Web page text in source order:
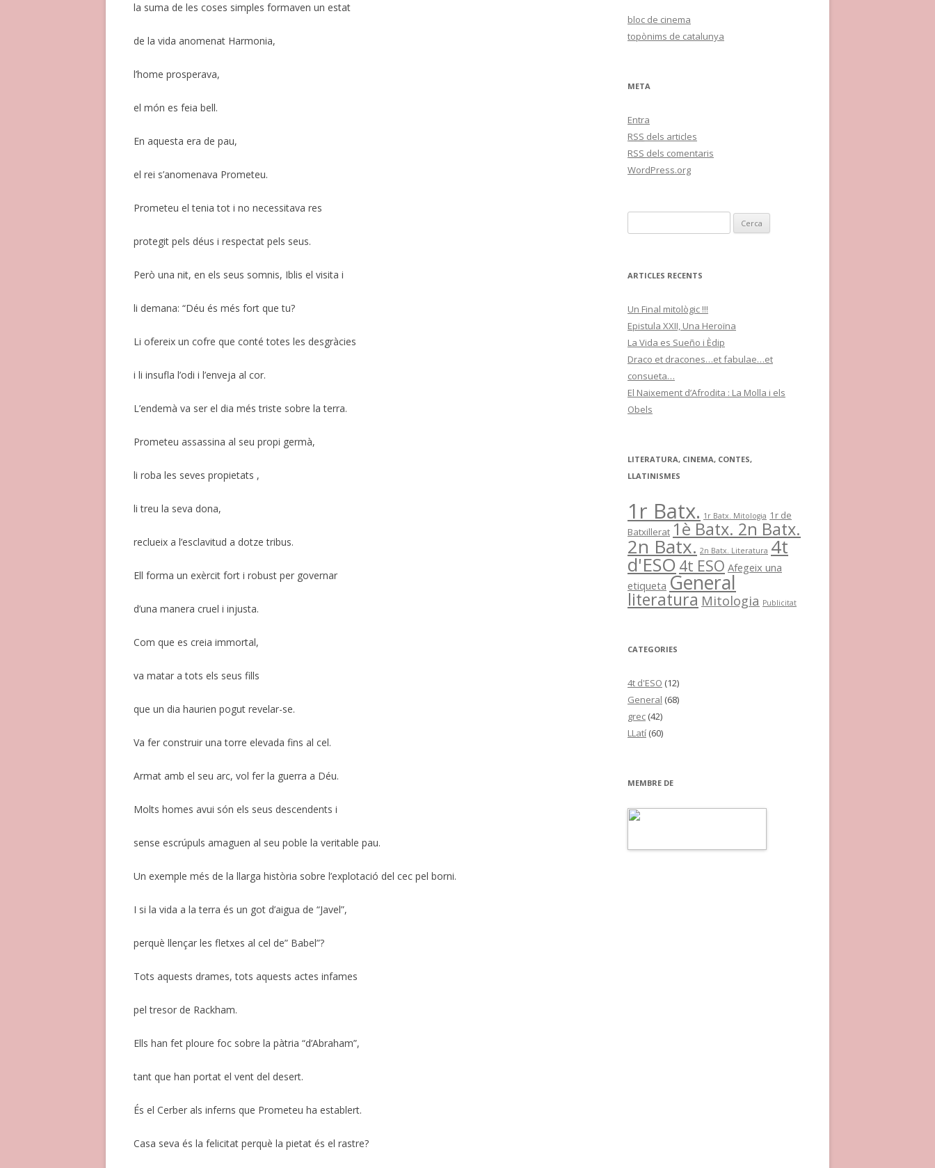
la suma de les coses simples formaven un estat
de la vida anomenat Harmonia,
l’home prosperava,
el món es feia bell.
En aquesta era de pau,
el rei s’anomenava Prometeu.
Prometeu el tenia tot i no necessitava res
protegit pels déus i respectat pels seus.
Però una nit, en els seus somnis, Iblis el visita i
li demana: “Déu és més fort que tu?
Li ofereix un cofre que conté totes les desgràcies
i li insufla l’odi i l’enveja al cor.
L’endemà va ser el dia més triste sobre la terra.
Prometeu assassina al seu propi germà,
li roba les seves propietats ,
li treu la seva dona,
reclueix a l’esclavitud a dotze tribus.
Ell forma un exèrcit fort i robust per governar
d’una manera cruel i injusta.
Com que es creia immortal,
va matar a tots els seus fills
que un dia haurien pogut revelar-se.
Va fer construir una torre elevada fins al cel.
Armat amb el seu arc, vol fer la guerra a Déu.
Molts homes avui són els seus descendents i
sense escrúpuls amaguen al seu poble la veritable pau.
Un exemple més de la llarga història sobre l’explotació del cec pel borni.
I si la vida a la terra és un got d’aigua de “Javel”,
perquè llençar les fletxes al cel de” Babel”?
Tots aquests drames, tots aquests actes infames
pel tresor de Rackham.
Ells han fet ploure foc sobre la pàtria “d’Abraham”,
tant que han portat el vent del desert.
És el Cerber als inferns que Prometeu ha establert.
Casa seva és la felicitat perquè la pietat és el rastre?
bloc de cinema
topònims de catalunya
META
Entra
RSS dels articles
RSS dels comentaris
WordPress.org
e
c
:
ARTICLES RECENTS
Un Final mitològic !!!
Epistula XXII, Una Heroïna
La Vida es Sueño i Èdip
Draco et dracones…et fabulae…et
consueta…
El Naixement d’Afrodita : La Molla i els
Obels
LITERATURA, CINEMA, CONTES,
LLATINISMES
1r Batx. 1r Batx. Mitologia 1r de
Batxillerat 1è Batx. 2n Batx.
2n Batx. 2n Batx. Literatura 4t
d'ESO4t ESO Afegeix una
etiqueta General
literatura Mitologia Publicitat
CATEGORIES
4t d'ESO (12)
General (68)
grec (42)
LLatí (60)
MEMBRE DE